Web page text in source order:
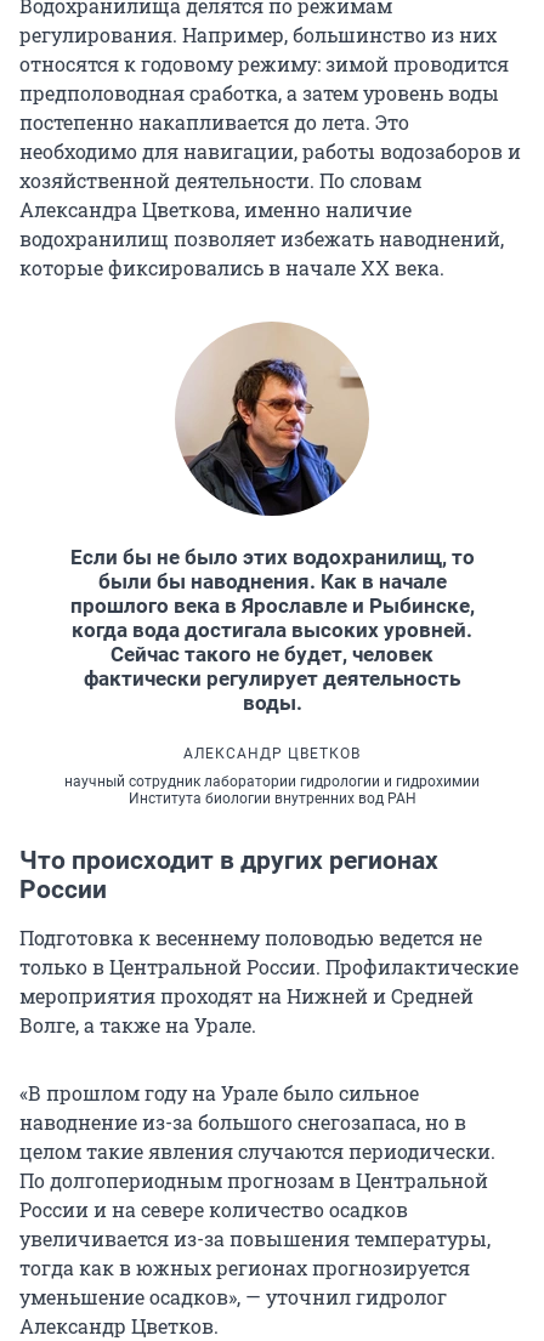
Водохранилища делятся по режимам
регулирования. Например, большинство из них
относятся к годовому режиму: зимой проводится
предполоводная сработка, а затем уровень воды
постепенно накапливается до лета. Это
необходимо для навигации, работы водозаборов и
хозяйственной деятельности. По словам
Александра Цветкова, именно наличие
водохранилищ позволяет избежать наводнений,
которые фиксировались в начале XXвека.
Если бы не было этих водохранилищ, то
были бы наводнения. Как в начале
прошлого века в Ярославле и Рыбинске,
когда вода достигала высоких уровней.
Сейчас такого не будет, человек
фактически регулирует деятельность
воды.
АЛЕКСАНДР ЦВЕТКОВ
научный сотрудник лаборатории гидрологии и гидрохимии
Института биологии внутренних вод РАН
Что происходит в других регионах
России
Подготовка к весеннему половодью ведется не
только в Центральной России. Профилактические
мероприятия проходят на Нижней и Средней
Волге, а также на Урале.
«В прошлом году на Урале было сильное
наводнение из-за большого снегозапаса, но в
целом такие явления случаются периодически.
По долгопериодным прогнозам в Центральной
России и на севере количество осадков
увеличивается из-за повышения температуры,
тогда как в южных регионах прогнозируется
уменьшение осадков», — уточнил гидролог
Александр Цветков.